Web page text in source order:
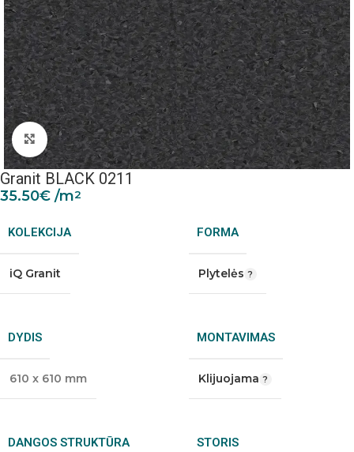
Padidinti nuotrauką
Granit BLACK 0211
35.50€ /m2
KOLEKCIJA
iQ Granit
FORMA
Plytelės
DYDIS
610 x 610 mm
MONTAVIMAS
Klijuojama
DANGOS STRUKTŪRA STORIS